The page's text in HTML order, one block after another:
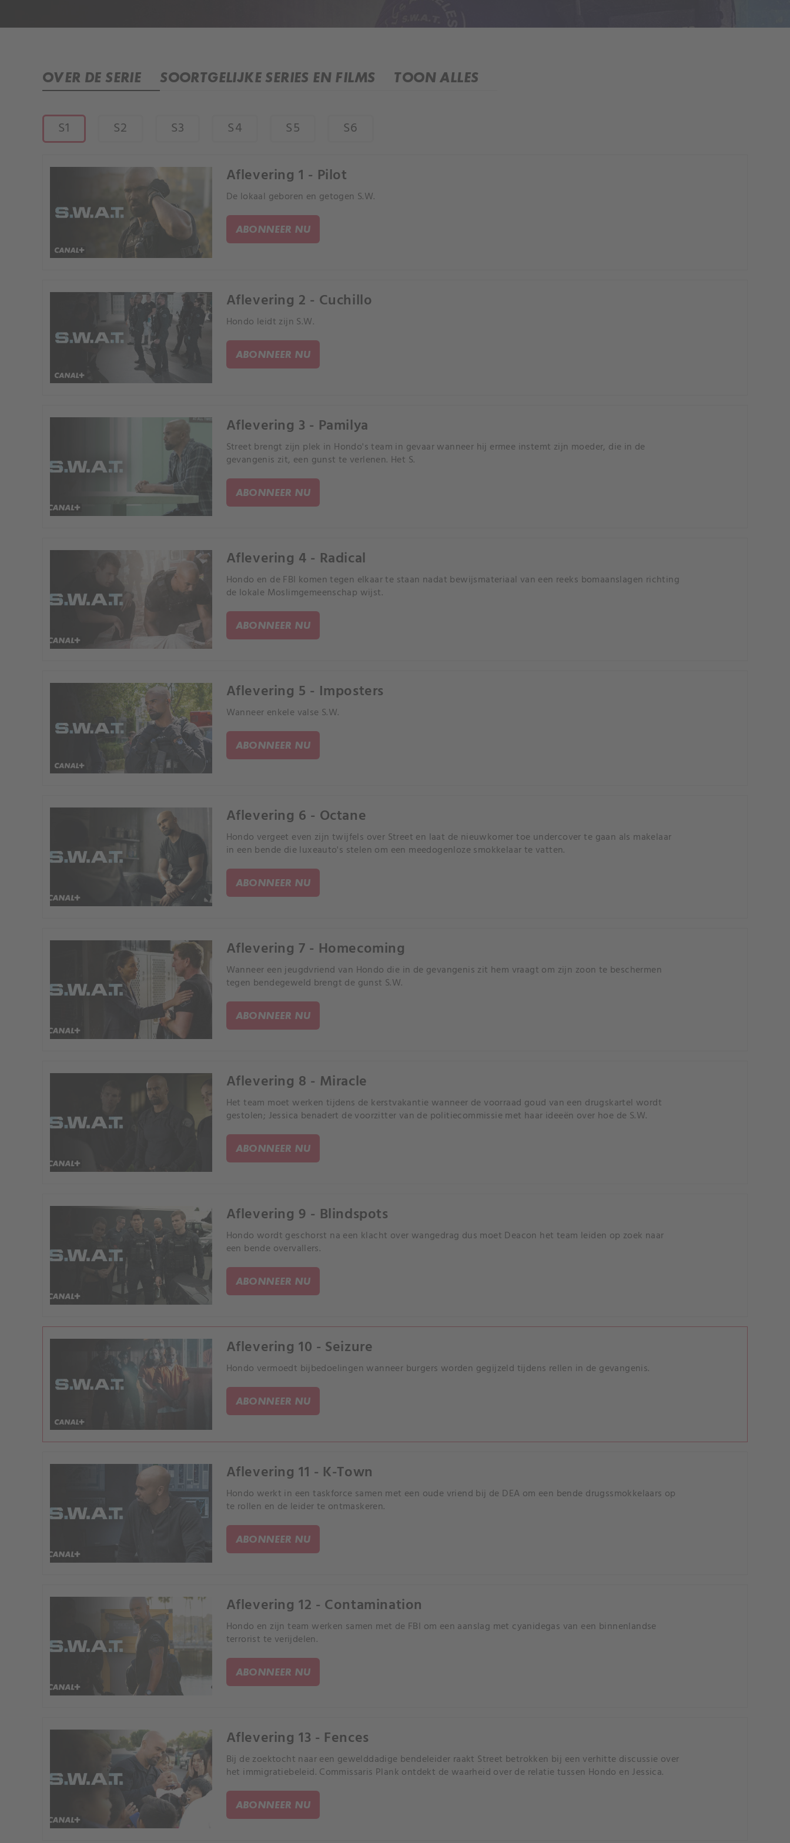
OVER DE SERIE SOORTGELIJKE SERIES EN FILMS TOON ALLES
S1 S2 S3 S4 S5 S6
Aflevering 1 - Pilot
De lokaal geboren en getogen S.W.
ABONNEER NU
Aflevering 2 - Cuchillo
Hondo leidt zijn S.W.
ABONNEER NU
Aflevering 3 - Pamilya
Street brengt zijn plek in Hondo's team in gevaar wanneer hij ermee instemt zijn moeder, die in de
gevangenis zit, een gunst te verlenen. Het S.
ABONNEER NU
Aflevering 4 - Radical
Hondo en de FBI komen tegen elkaar te staan nadat bewijsmateriaal van een reeks bomaanslagen richting
de lokale Moslimgemeenschap wijst.
ABONNEER NU
Aflevering 5 - Imposters
Wanneer enkele valse S.W.
ABONNEER NU
Aflevering 6 - Octane
Hondo vergeet even zijn twijfels over Street en laat de nieuwkomer toe undercover te gaan als makelaar
in een bende die luxeauto's stelen om een meedogenloze smokkelaar te vatten.
ABONNEER NU
Aflevering 7 - Homecoming
Wanneer een jeugdvriend van Hondo die in de gevangenis zit hem vraagt om zijn zoon te beschermen
tegen bendegeweld brengt de gunst S.W.
ABONNEER NU
Aflevering 8 - Miracle
Het team moet werken tijdens de kerstvakantie wanneer de voorraad goud van een drugskartel wordt
gestolen; Jessica benadert de voorzitter van de politiecommissie met haar ideeën over hoe de S.W.
ABONNEER NU
Aflevering 9 - Blindspots
Hondo wordt geschorst na een klacht over wangedrag dus moet Deacon het team leiden op zoek naar
een bende overvallers.
ABONNEER NU
Aflevering 10 - Seizure
Hondo vermoedt bijbedoelingen wanneer burgers worden gegijzeld tijdens rellen in de gevangenis.
ABONNEER NU
Aflevering 11 - K-Town
Hondo werkt in een taskforce samen met een oude vriend bij de DEA om een bende drugssmokkelaars op
te rollen en de leider te ontmaskeren.
ABONNEER NU
Aflevering 12 - Contamination
Hondo en zijn team werken samen met de FBI om een aanslag met cyanidegas van een binnenlandse
terrorist te verijdelen.
ABONNEER NU
Aflevering 13 - Fences
Bij de zoektocht naar een gewelddadige bendeleider raakt Street betrokken bij een verhitte discussie over
het immigratiebeleid. Commissaris Plank ontdekt de waarheid over de relatie tussen Hondo en Jessica.
ABONNEER NU